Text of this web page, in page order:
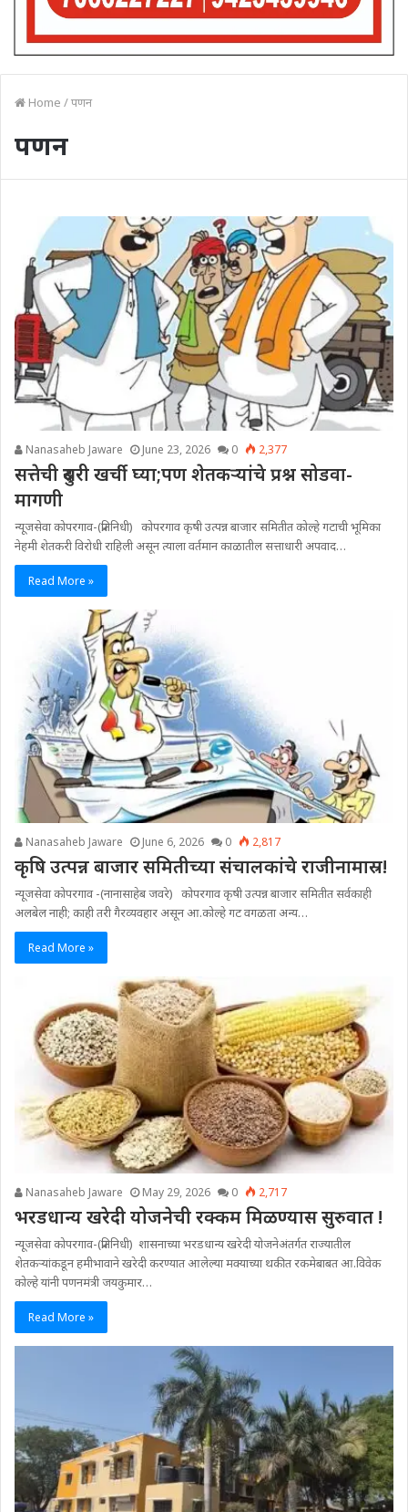
Home /पणन
पणन
Nanasaheb Jaware June 23, 2026 0 2,377
सत्तेची दुसरी खर्ची घ्या;पण शेतकऱ्यांचे प्रश्न सोडवा-
मागणी
न्यूजसेवा कोपरगाव-(प्रतिनिधी) कोपरगाव कृषी उत्पन्न बाजार समितीत कोल्हे गटाची भूमिका
नेहमी शेतकरी विरोधी राहिली असून त्याला वर्तमान काळातील सत्ताधारी अपवाद…
Read More »
Nanasaheb Jaware June 6, 2026 0 2,817
कृषि उत्पन्न बाजार समितीच्या संचालकांचे राजीनामास्र!
न्यूजसेवा कोपरगाव -(नानासाहेब जवरे) कोपरगाव कृषी उत्पन्न बाजार समितीत सर्वकाही
अलबेल नाही; काही तरी गैरव्यवहार असून आ.कोल्हे गट वगळता अन्य…
Read More »
Nanasaheb Jaware May 29, 2026 0 2,717
भरडधान्य खरेदी योजनेची रक्कम मिळण्यास सुरुवात !
न्यूजसेवा कोपरगाव-(प्रतिनिधी) शासनाच्या भरडधान्य खरेदी योजनेअंतर्गत राज्यातील
शेतकऱ्यांकडून हमीभावाने खरेदी करण्यात आलेल्या मक्याच्या थकीत रकमेबाबत आ.विवेक
कोल्हे यांनी पणनमंत्री जयकुमार…
Read More »